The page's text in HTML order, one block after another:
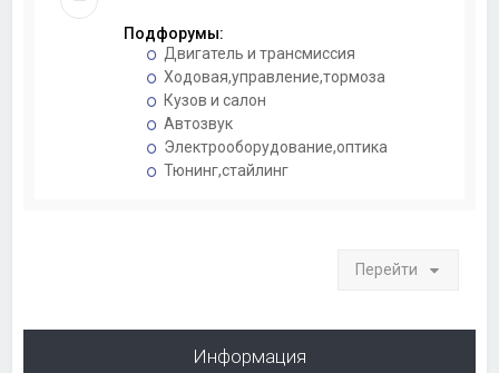
Подфорумы:
Двигатель и трансмиссия
Ходовая,управление,тормоза
Кузов и салон
Автозвук
Электрооборудование,оптика
Тюнинг,стайлинг
Перейти
Информация